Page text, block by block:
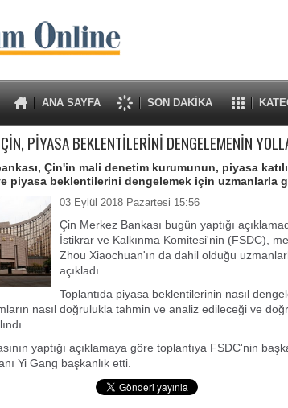
ANA SAYFA SON DAKİKA
ÇİN, PİYASA BEKLENTİLERİNİ DENGELEMENİN
Çin'in mali denetim kurumunun, piyasa
piyasa beklentilerini dengelemek için uzmanlarla
03 Eylül 2018 Pazartesi 15:56
Çin Merkez Bankası bugün yaptığı
İstikrar ve Kalkınma Komitesi'nin (FSDC),
Zhou Xiaochuan'ın da dahil olduğu
açıkladı.
Toplantıda piyasa beklentilerinin nasıl
nasıl doğrulukla tahmin ve analiz edileceği ve
yaptığı açıklamaya göre toplantıya FSDC'nin
Yi Gang başkanlık etti.